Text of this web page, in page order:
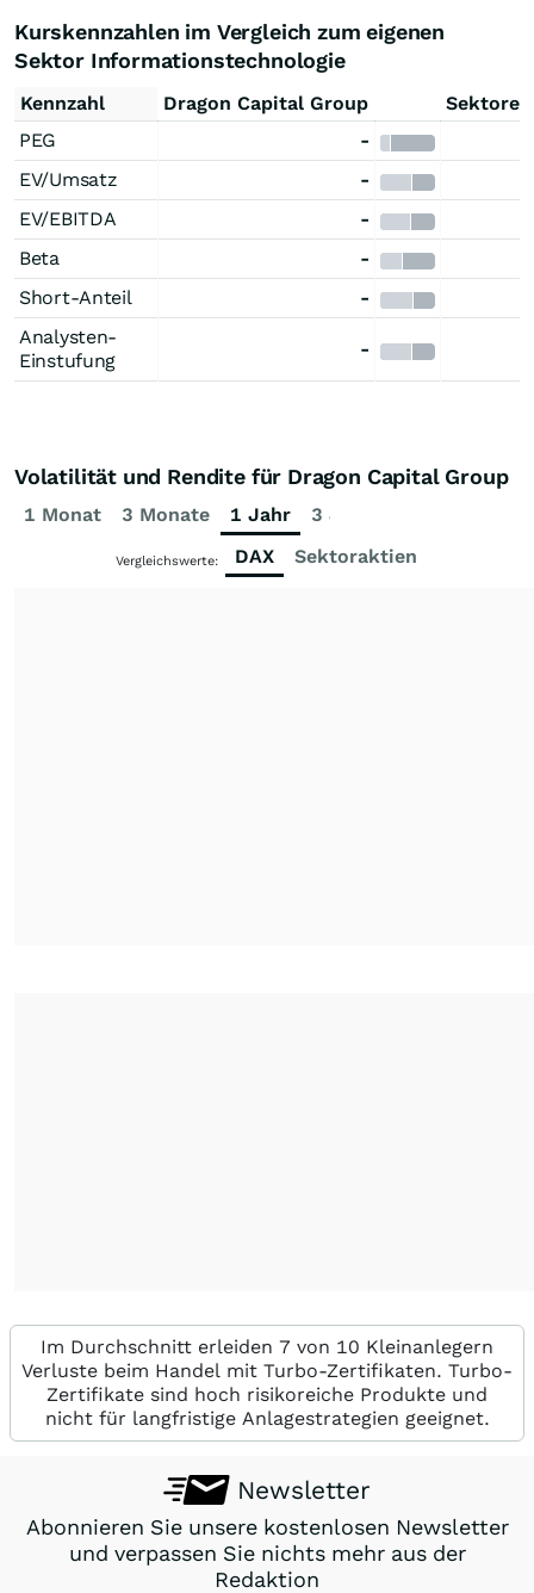
Kurskennzahlen im Vergleich zum eigenen
Sektor Informationstechnologie
Kennzahl Dragon Capital Group
PEG
-
EV/Umsatz
-
EV/EBITDA
-
Beta
-
Short-Anteil
-
Analysten-
Einstufung
-
Volatilität und Rendite für Dragon Capital Group
1 Monat 3 Monate 1 Jahr 3 Jahre
Vergleichswerte: DAX Sektoraktien
Im Durchschnitt erleiden 7 von 10 Kleinanlegern
Verluste beim Handel mit Turbo-Zertifikaten. Turbo-
Zertifikate sind hoch risikoreiche Produkte und
nicht für langfristige Anlagestrategien geeignet.
Newsletter
Abonnieren Sie unsere kostenlosen Newsletter
und verpassen Sie nichts mehr aus der
Redaktion